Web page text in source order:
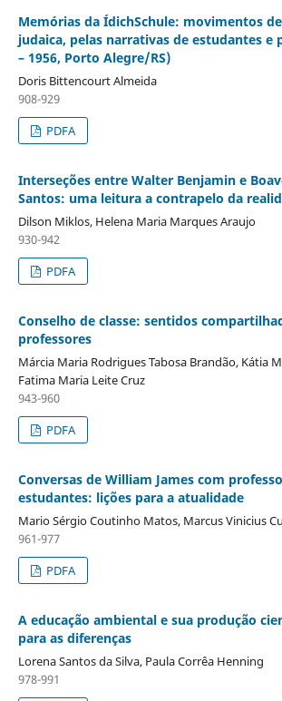
Memórias da ÍdichSchule: movimentos
judaica, pelas narrativas de estudantes e
– 1956, Porto Alegre/RS)
Doris Bittencourt Almeida
908-929
PDFA
Interseções entre Walter Benjamin e
Santos: uma leitura a contrapelo da
Dilson Miklos, Helena Maria Marques Araujo
930-942
PDFA
Conselho de classe: sentidos
professores
Márcia Maria Rodrigues Tabosa Brandão, Kátia
Fatima Maria Leite Cruz
943-960
PDFA
Conversas de William James com
estudantes: lições para a atualidade
Mario Sérgio Coutinho Matos, Marcus Vinicius
961-977
PDFA
A educação ambiental e sua produção
para as diferenças
Lorena Santos da Silva, Paula Corrêa Henning
978-991